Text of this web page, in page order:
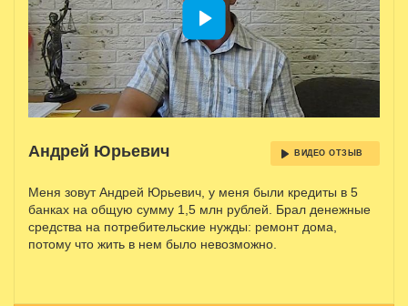
Андрей Юрьевич ВИДЕО ОТЗЫВ
Меня зовут Андрей Юрьевич, у меня были кредиты в 5
банках на общую сумму 1,5 млн рублей. Брал денежные
средства на потребительские нужды: ремонт дома,
потому что жить в нем было невозможно.